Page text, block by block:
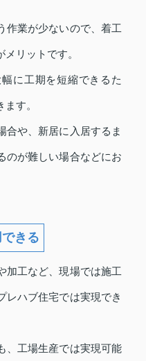
作業が少ないので、着工
リットです。
に工期を短縮できるた
す。
合や、新居に入居するま
のが難しい場合などにお
きる
加工など、現場では施工
レハブ住宅では実現でき
、工場生産では実現可能